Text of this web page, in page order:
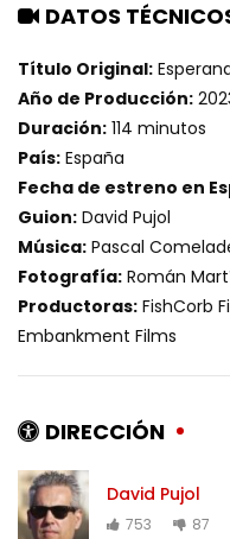
DATOS
Título Original:
Año de Producción:
Duración: 114 minutos
País: España
Fecha de estreno en
Guion: David Pujol
Música: Pascal
Fotografía: Román
Productoras: FishCorb
Embankment Films
DIRECCIÓN
David Pujol
753
87